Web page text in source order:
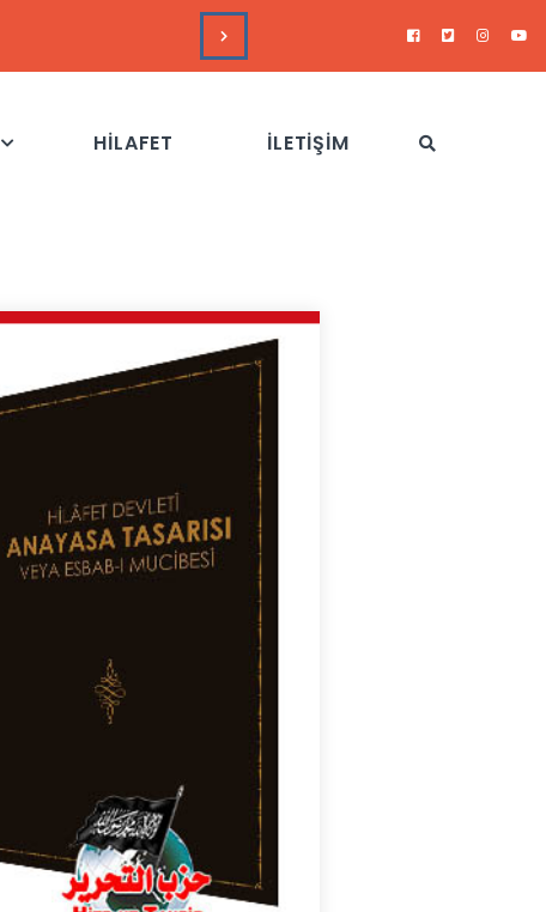
DUYURULAR
HİLAFET İLETİŞİM